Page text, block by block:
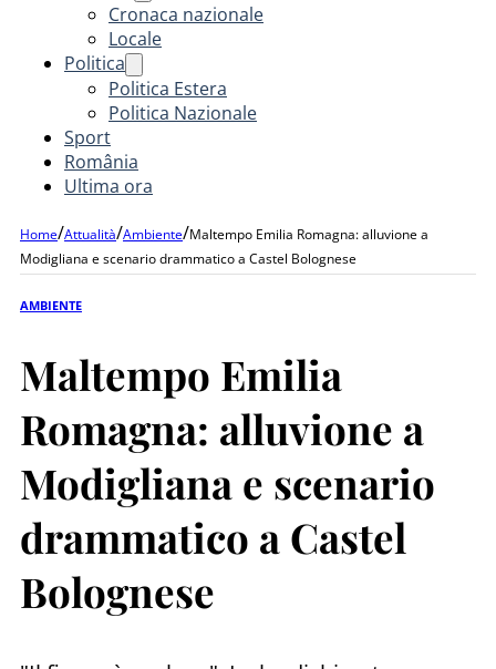
Cronaca nazionale
Locale
Politica
Politica Estera
Politica Nazionale
Sport
România
Ultima ora
Home/Attualità/Ambiente/Maltempo Emilia Romagna: alluvione a
Modigliana e scenario drammatico a Castel Bolognese
AMBIENTE
Maltempo Emilia
Romagna: alluvione a
Modigliana e scenario
drammatico a Castel
Bolognese